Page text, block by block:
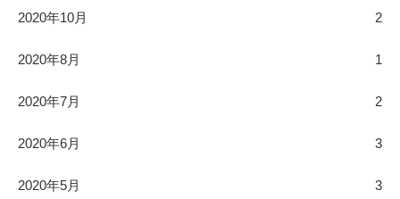
2020年10月 2
2020年8月 1
2020年7月 2
2020年6月 3
2020年5月 3